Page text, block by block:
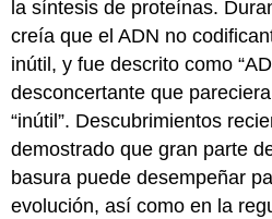
la síntesis de proteínas.
creía que el ADN no
inútil, y fue descrito como
desconcertante que
“inútil”. Descubrimientos
demostrado que gran parte
basura puede desempeñar
evolución, así como en la